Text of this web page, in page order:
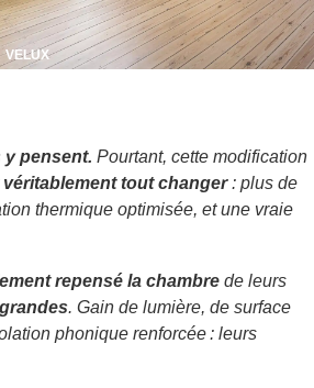
VELUX
y pensent. Pourtant, cette modification
véritablement tout changer: plus de
thermique optimisée, et une vraie
repensé la chambre de leurs
. Gain de lumière, de surface
phonique renforcée : leurs